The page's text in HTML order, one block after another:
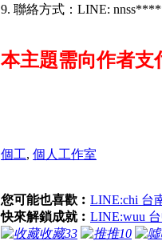
9. 聯絡方式：LINE:
本主題需向作者支
個工, 個人工作室
您可能也喜歡︰ LINE:chi 台
快來解鎖成就︰ LINE:wuu
收藏33 推10